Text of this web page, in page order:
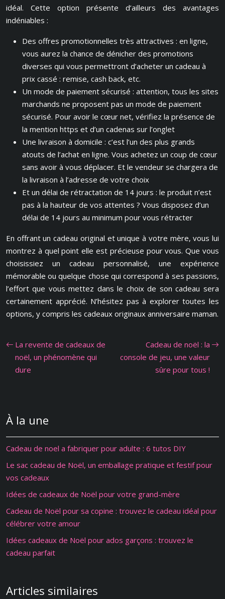
idéal. Cette option présente d’ailleurs des avantages
indéniables :
Des offres promotionnelles très attractives : en ligne,
vous aurez la chance de dénicher des promotions
diverses qui vous permettront d’acheter un cadeau à
prix cassé : remise, cash back, etc.
Un mode de paiement sécurisé : attention, tous les sites
marchands ne proposent pas un mode de paiement
sécurisé. Pour avoir le cœur net, vérifiez la présence de
la mention https et d’un cadenas sur l’onglet
Une livraison à domicile : c’est l’un des plus grands
atouts de l’achat en ligne. Vous achetez un coup de cœur
sans avoir à vous déplacer. Et le vendeur se chargera de
la livraison à l’adresse de votre choix
Et un délai de rétractation de 14 jours : le produit n’est
pas à la hauteur de vos attentes ? Vous disposez d’un
délai de 14 jours au minimum pour vous rétracter
En offrant un cadeau original et unique à votre mère, vous lui
montrez à quel point elle est précieuse pour vous. Que vous
choisissiez un cadeau personnalisé, une expérience
mémorable ou quelque chose qui correspond à ses passions,
l’effort que vous mettez dans le choix de son cadeau sera
certainement apprécié. N’hésitez pas à explorer toutes les
options, y compris les cadeaux originaux anniversaire maman.
La revente de cadeaux de
noël, un phénomène qui
dure
Cadeau de noël : la
console de jeu, une valeur
sûre pour tous !
À la une
Cadeau de noel a fabriquer pour adulte : 6 tutos DIY
Le sac cadeau de Noël, un emballage pratique et festif pour
vos cadeaux
Idées de cadeaux de Noël pour votre grand-mère
Cadeau de Noël pour sa copine : trouvez le cadeau idéal pour
célébrer votre amour
Idées cadeaux de Noël pour ados garçons : trouvez le
cadeau parfait
Articles similaires